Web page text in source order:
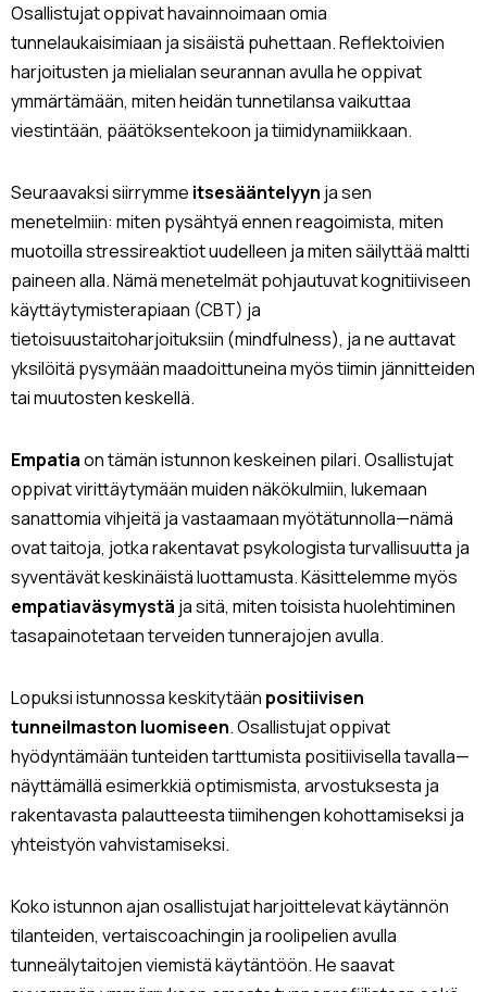
Osallistujat oppivat havainnoimaan omia
tunnelaukaisimiaan ja sisäistä puhettaan. Reflektoivien
harjoitusten ja mielialan seurannan avulla he oppivat
ymmärtämään, miten heidän tunnetilansa vaikuttaa
viestintään, päätöksentekoon ja tiimidynamiikkaan.
Seuraavaksi siirrymme itsesääntelyyn ja sen
menetelmiin: miten pysähtyä ennen reagoimista, miten
muotoilla stressireaktiot uudelleen ja miten säilyttää maltti
paineen alla. Nämä menetelmät pohjautuvat kognitiiviseen
käyttäytymisterapiaan (CBT) ja
tietoisuustaitoharjoituksiin (mindfulness), ja ne auttavat
yksilöitä pysymään maadoittuneina myös tiimin jännitteiden
tai muutosten keskellä.
Empatiaon tämän istunnon keskeinen pilari. Osallistujat
oppivat virittäytymään muiden näkökulmiin, lukemaan
sanattomia vihjeitä ja vastaamaan myötätunnolla—nämä
ovat taitoja, jotka rakentavat psykologista turvallisuutta ja
syventävät keskinäistä luottamusta. Käsittelemme myös
empatiaväsymystä ja sitä, miten toisista huolehtiminen
tasapainotetaan terveiden tunnerajojen avulla.
Lopuksi istunnossa keskitytään positiivisen
tunneilmaston luomiseen. Osallistujat oppivat
hyödyntämään tunteiden tarttumista positiivisella tavalla—
näyttämällä esimerkkiä optimismista, arvostuksesta ja
rakentavasta palautteesta tiimihengen kohottamiseksi ja
yhteistyön vahvistamiseksi.
Koko istunnon ajan osallistujat harjoittelevat käytännön
tilanteiden, vertaiscoachingin ja roolipelien avulla
tunneälytaitojen viemistä käytäntöön. He saavat